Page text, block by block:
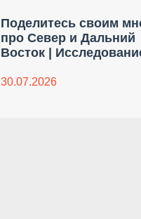
Поделитесь своим
про Север и Дальний
Восток |
30.07.2026